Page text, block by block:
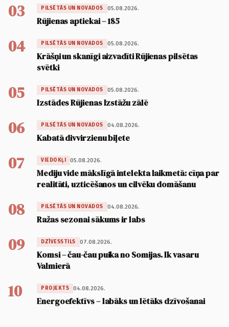
03 PILSĒTĀS UN NOVADOS 05.08.2026.
Rūjienas aptiekai – 185
04 PILSĒTĀS UN NOVADOS 05.08.2026.
Krāšņi un skanīgi aizvadīti Rūjienas pilsētas
svētki
05 PILSĒTĀS UN NOVADOS 05.08.2026.
Izstādes Rūjienas Izstāžu zālē
06 PILSĒTĀS UN NOVADOS 04.08.2026.
Kabatā divvirzienu biļete
07 VIEDOKĻI 05.08.2026.
Mediju vide mākslīgā intelekta laikmetā: cīņa par
realitāti, uzticēšanos un cilvēku domāšanu
08 PILSĒTĀS UN NOVADOS 04.08.2026.
Ražas sezonai sākums ir labs
09 DZĪVESSTILS 07.08.2026.
Komsi – čau-čau puika no Somijas. Ik vasaru
Valmierā
10 PROJEKTS 04.08.2026.
Energoefektīvs – labāks un lētāks dzīvošanai